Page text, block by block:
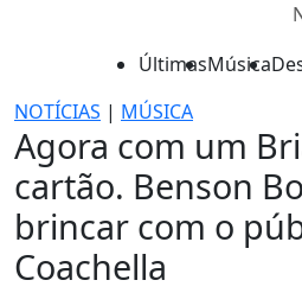
ÚltimasMúsica
NOTÍCIAS | MÚSICA
Agora com um
cartão. Benson
brincar com o
Coachella